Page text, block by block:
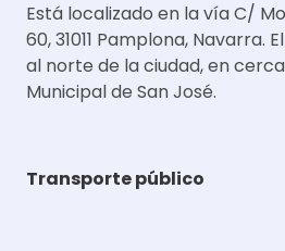
Está localizado en la vía C/
60, 31011 Pamplona, Navarra.
al norte de la ciudad, en
Municipal de San José.
Transporte público